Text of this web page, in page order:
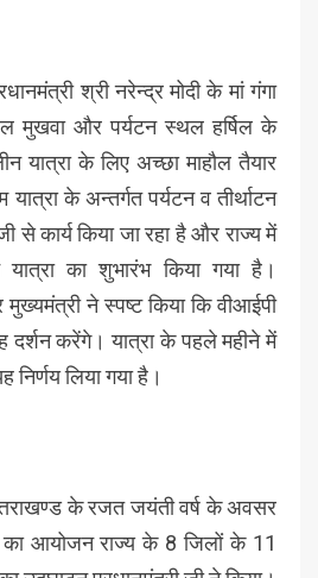
श्री नरेन्द्र मोदी के मां गंगा
मुखवा और पर्यटन स्थल हर्षिल के
यात्रा के लिए अच्छा माहौल तैयार
के अन्तर्गत पर्यटन व तीर्थाटन
से कार्य किया जा रहा है और राज्य में
यात्रा का शुभारंभ किया गया है।
मुख्यमंत्री ने स्पष्ट किया कि वीआईपी
दर्शन करेंगे। यात्रा के पहले महीने में
निर्णय लिया गया है।
के रजत जयंती वर्ष के अवसर
का आयोजन राज्य के 8 जिलों के 11